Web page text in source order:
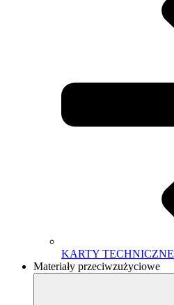
KARTY TECHNICZNE
Materiały przeciwzużyciowe